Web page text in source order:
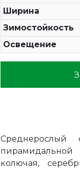
Ширина
Зимостойкость
Освещение
колючая,